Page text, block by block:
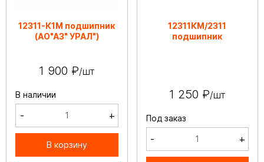
12311-К1М подшипник
(АО"АЗ" УРАЛ")
1 900 ₽/шт
В наличии
- +
В корзину
12311КМ/2311
подшипник
1 250 ₽/шт
Под заказ
- +